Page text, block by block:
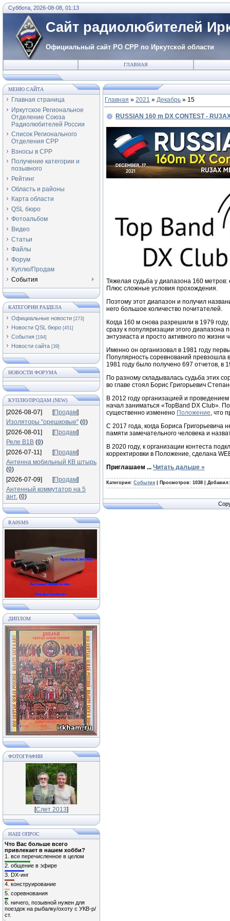
Суббота, 2026-08-08, 01:13
Сайт радиолюбителей
Официальный сайт РО СРР по Иркутской области
ГЛАВНАЯ
МЕНЮ САЙТА
Главная страница
Иркутское Региональное
Отделение Союза
Радиолюбителей России
Список Регионального
Отделения СРР
Взносы в СРР
Получение категории и
позывного
Рейтинг
Область и районы
Карта области
QSL бюро
Фотоальбом
Видео
Статьи
Файлы
Форум
Куплю/Продам
События
КАТЕГОРИИ РАЗДЕЛА
Официальные новости [273]
Новости QSL бюро [451]
События [194]
Новости сайта [39]
НОВОСТИ ФОРУМА
КУПЛЮ/ПРОДАМ (NEW)
[2026-08-07] [Продам]
Изоляторы "орешковые" (0)
[2026-08-01]
[Продам]
Реле В1В (0)
[2026-07-11]
[Продам]
Антенна мобильный КВ штырь
(0)
[2026-07-09]
[Продам]
Антенный коммутатор на 5
ант. (0)
RA0SMS
ДИПЛОМ
ФОТОГРАФИИ
[Слет 2013]
НАШ ОПРОС
Что Вас больше всего
привлекает в нашем хобби?
1. все перечисленное в целом
2. общение в эфире
3. DX-инг
4. конструирование
5. соревнования
6. ничего, позывной нужен для
поездок на рыбалку/охоту с УКВ-р/
ст.
Главная » 2021 » Декабрь » 15
RUSSIAN 160 m DX CONTEST -
Тяжелая судьба у диапазона 160
Плюс сложные условия прохождения.
Поэтому этот диапазон и получил
него большое количество почитателей.
Когда 160 м снова разрешили в 1979
сразу к популяризации этого диапазона
энтузиаста и просто активного по жизни
Именно он организовал в 1981 году
Популярность соревнований превзошла
1981 году было получено 697 отчетов, в
По разному складывалась судьба этих
во главе стоял Борис Григорьевич
В 2012 году организацией и
начал заниматься «TopBand DX Club».
существенно изменено Положение, что
С 2017 года, когда Бориса Григорьевича
памяти замечательного человека и
В 2020 году, к организации контеста
корректировки в Положение, сделана
Приглашаем ... Читать дальше »
Категория: События Просмотров: 1038 Добавил: